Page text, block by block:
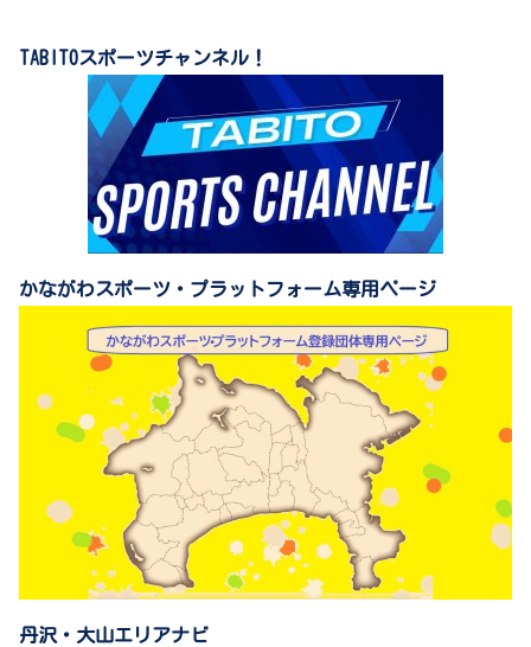
TABITOスポーツチャンネル！
かながわスポーツ・プラットフォーム専用ページ
丹沢・大山エリアナビ